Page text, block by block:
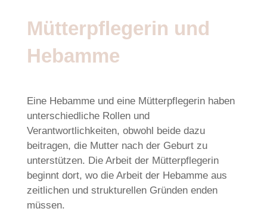
Mütterpflegerin und
Hebamme
Eine Hebamme und eine Mütterpflegerin haben
unterschiedliche Rollen und
Verantwortlichkeiten, obwohl beide dazu
beitragen, die Mutter nach der Geburt zu
unterstützen. Die Arbeit der Mütterpflegerin
beginnt dort, wo die Arbeit der Hebamme aus
zeitlichen und strukturellen Gründen enden
müssen.